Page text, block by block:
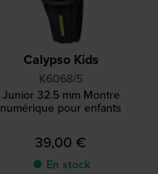
Calypso Kids
K6068/5
Junior 32.5 mm Montre
numérique pour enfants
39,00 €
● En stock